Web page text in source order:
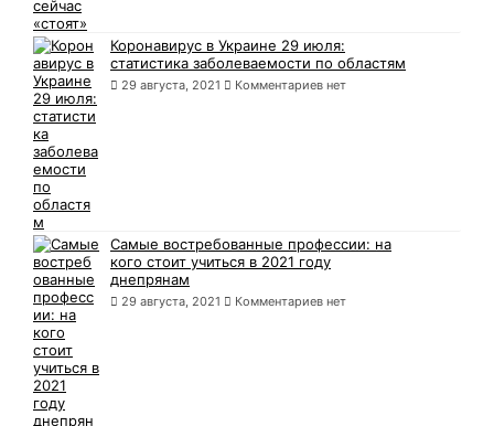
Коронавирус в Украине 29 июля:
статистика заболеваемости по областям
29 августа, 2021 Комментариев нет
Самые востребованные профессии: на
кого стоит учиться в 2021 году
днепрянам
29 августа, 2021 Комментариев нет